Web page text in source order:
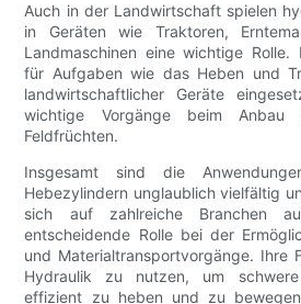
Auch in der Landwirtschaft spielen
in Geräten wie Traktoren,
Landmaschinen eine wichtige Rolle.
für Aufgaben wie das Heben und
landwirtschaftlicher Geräte
wichtige Vorgänge beim
Feldfrüchten.
Insgesamt sind die
Hebezylindern unglaublich vielfältig
sich auf zahlreiche Branchen
entscheidende Rolle bei der
und Materialtransportvorgänge. Ihre
Hydraulik zu nutzen, um
effizient zu heben und zu